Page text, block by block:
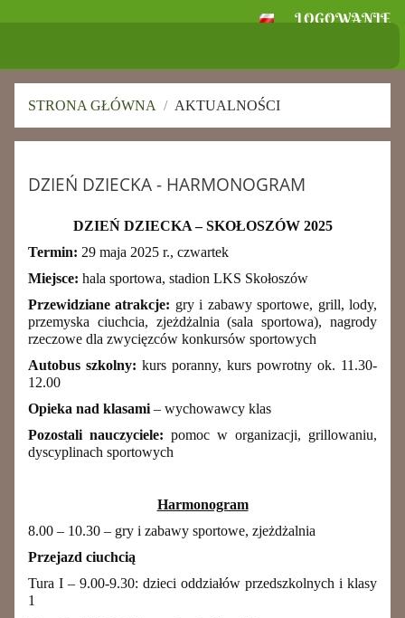
LOGOWANIE
Skołoszowie
STRONA GŁÓWNA / AKTUALNOŚCI
DZIEŃ DZIECKA - HARMONOGRAM
DZIEŃ DZIECKA – SKOŁOSZÓW 2025
Termin: 29 maja 2025 r., czwartek
Miejsce: hala sportowa, stadion LKS Skołoszów
Przewidziane atrakcje: gry i zabawy sportowe, grill, lody,
przemyska ciuchcia, zjeżdżalnia (sala sportowa), nagrody
rzeczowe dla zwycięzców konkursów sportowych
Autobus szkolny: kurs poranny, kurs powrotny ok. 11.30-
12.00
Opieka nad klasami – wychowawcy klas
Pozostali nauczyciele: pomoc w organizacji, grillowaniu,
dyscyplinach sportowych
Harmonogram
8.00 – 10.30 – gry i zabawy sportowe, zjeżdżalnia
Przejazd ciuchcią
Tura I – 9.00-9.30: dzieci oddziałów przedszkolnych i klasy
1